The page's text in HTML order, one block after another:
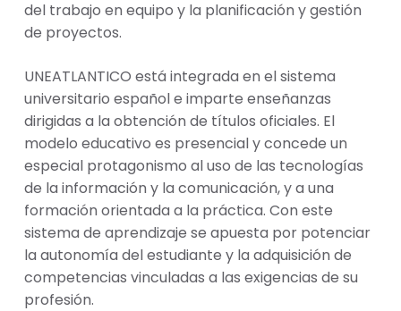
del trabajo en equipo y la planificación y gestión
de proyectos.
UNEATLANTICO está integrada en el sistema
universitario español e imparte enseñanzas
dirigidas a la obtención de títulos oficiales. El
modelo educativo es presencial y concede un
especial protagonismo al uso de las tecnologías
de la información y la comunicación, y a una
formación orientada a la práctica. Con este
sistema de aprendizaje se apuesta por potenciar
la autonomía del estudiante y la adquisición de
competencias vinculadas a las exigencias de su
profesión.